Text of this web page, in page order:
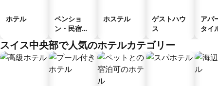
ホテル
ペンショ
ン・民宿・
ス
ホステル
ゲストハウ
ス
アパ
タイ
スイス中央部で人気のホテルカテゴリー